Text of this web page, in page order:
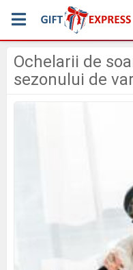
Ochelarii de
sezonului de